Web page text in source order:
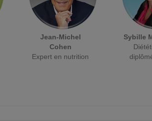
Jean-Michel
Cohen
Expert en nutrition
Sybille